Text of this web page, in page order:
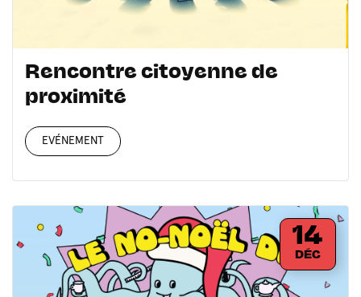
Rencontre citoyenne de
proximité
EVÉNEMENT
14
DÉC